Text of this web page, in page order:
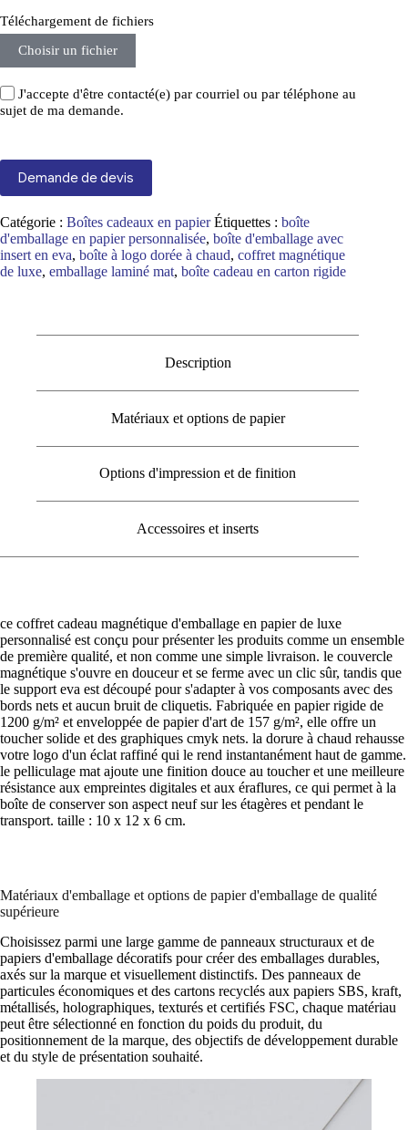
Téléchargement de fichiers
Choisir un fichier
J'accepte d'être contacté(e) par courriel ou par téléphone au
sujet de ma demande.
Demande de devis
Catégorie : Boîtes cadeaux en papier Étiquettes : boîte
d'emballage en papier personnalisée, boîte d'emballage avec
insert en eva, boîte à logo dorée à chaud, coffret magnétique
de luxe, emballage laminé mat, boîte cadeau en carton rigide
Description
Matériaux et options de papier
Options d'impression et de finition
Accessoires et inserts
ce coffret cadeau magnétique d'emballage en papier de luxe
personnalisé est conçu pour présenter les produits comme un ensemble
de première qualité, et non comme une simple livraison. le couvercle
magnétique s'ouvre en douceur et se ferme avec un clic sûr, tandis que
le support eva est découpé pour s'adapter à vos composants avec des
bords nets et aucun bruit de cliquetis. Fabriquée en papier rigide de
1200 g/m² et enveloppée de papier d'art de 157 g/m², elle offre un
toucher solide et des graphiques cmyk nets. la dorure à chaud rehausse
votre logo d'un éclat raffiné qui le rend instantanément haut de gamme.
le pelliculage mat ajoute une finition douce au toucher et une meilleure
résistance aux empreintes digitales et aux éraflures, ce qui permet à la
boîte de conserver son aspect neuf sur les étagères et pendant le
transport. taille : 10 x 12 x 6 cm.
Matériaux d'emballage et options de papier d'emballage de qualité
supérieure
Choisissez parmi une large gamme de panneaux structuraux et de
papiers d'emballage décoratifs pour créer des emballages durables,
axés sur la marque et visuellement distinctifs. Des panneaux de
particules économiques et des cartons recyclés aux papiers SBS, kraft,
métallisés, holographiques, texturés et certifiés FSC, chaque matériau
peut être sélectionné en fonction du poids du produit, du
positionnement de la marque, des objectifs de développement durable
et du style de présentation souhaité.